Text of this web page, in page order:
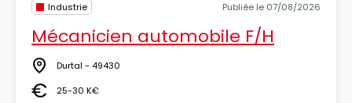
Industrie Publiée le 07/08/2026
Mécanicien automobile F/H
Lieu Durtal - 49430
Salaire25-30 K€